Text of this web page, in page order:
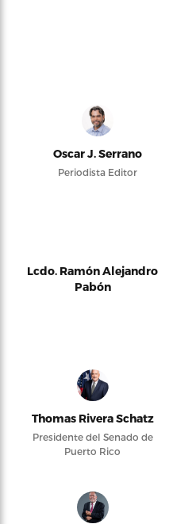
Oscar J. Serrano
Periodista Editor
Lcdo. Ramón Alejandro
Pabón
Thomas Rivera Schatz
Presidente del Senado de
Puerto Rico